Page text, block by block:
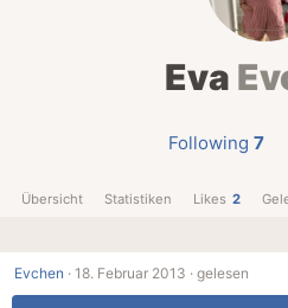
Eva
Following 7
Übersicht Statistiken Likes 2
Evchen · 18. Februar 2013 · gelesen